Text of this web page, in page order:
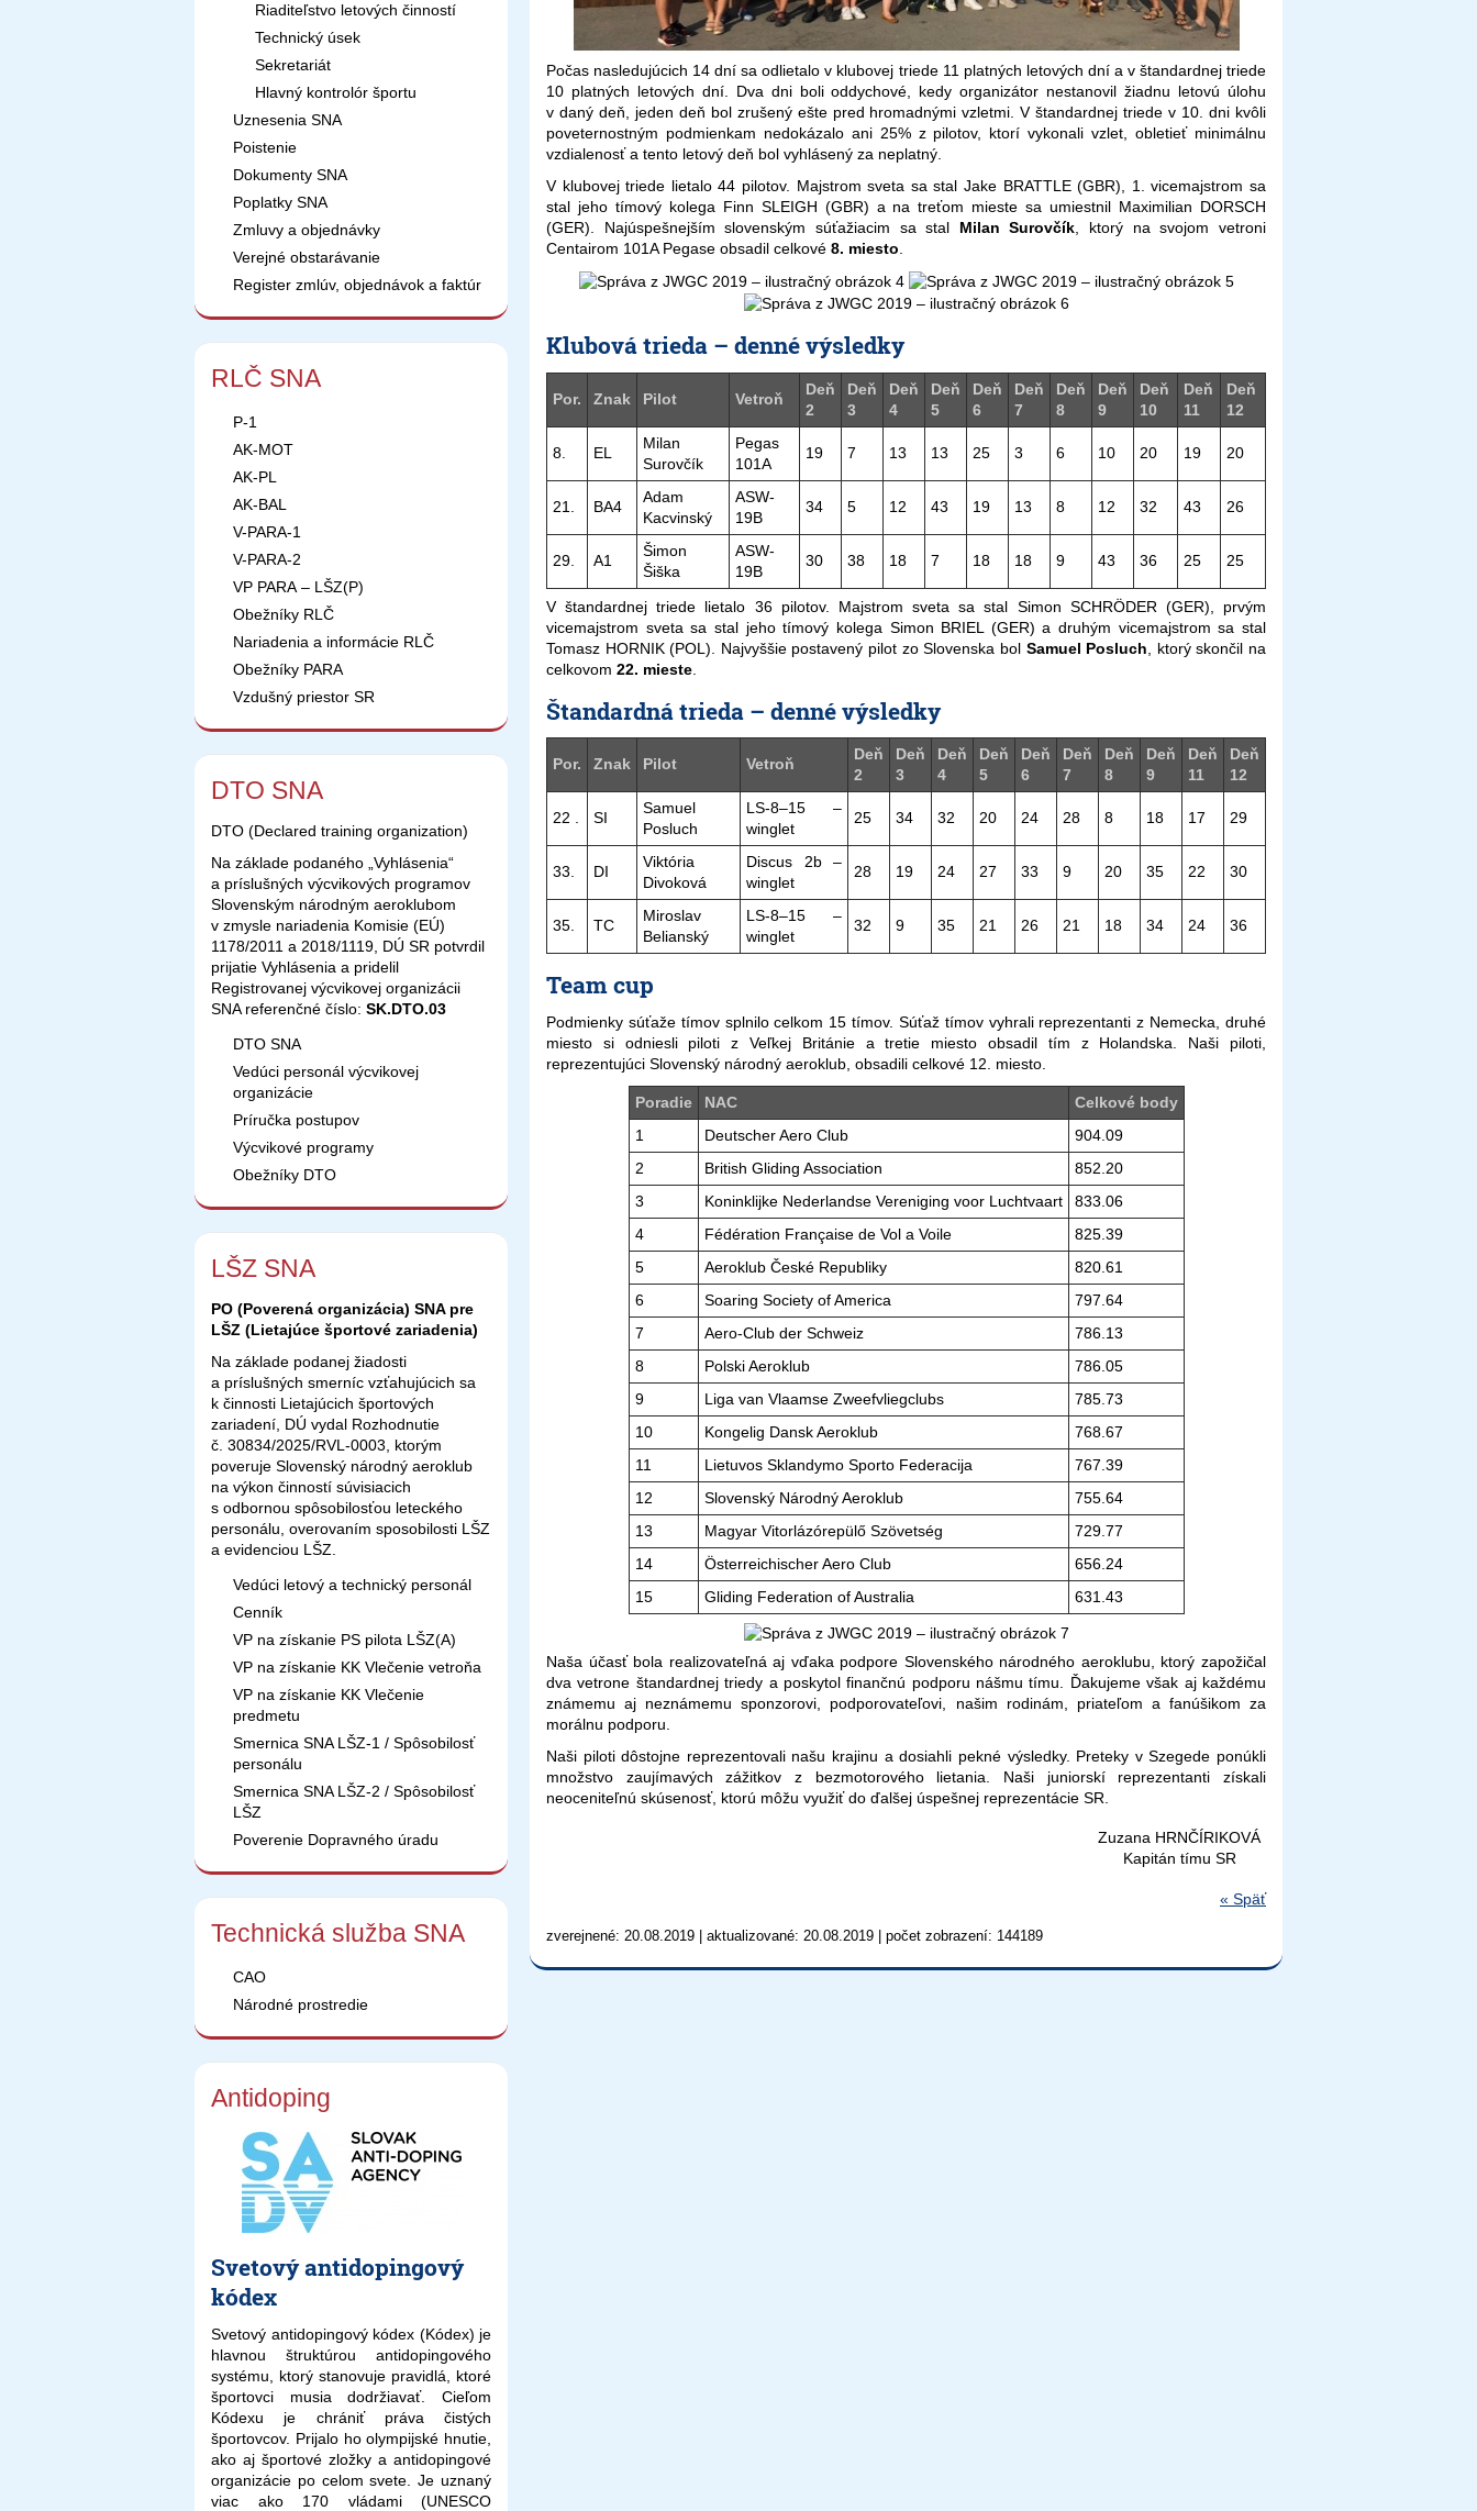
Riaditeľstvo letových činností
Technický úsek
Sekretariát
Hlavný kontrolór športu
Uznesenia SNA
Poistenie
Dokumenty SNA
Poplatky SNA
Zmluvy a objednávky
Verejné obstarávanie
Register zmlúv, objednávok a faktúr
RLČ SNA
P-1
AK-MOT
AK-PL
AK-BAL
V-PARA-1
V-PARA-2
VP PARA – LŠZ(P)
Obežníky RLČ
Nariadenia a informácie RLČ
Obežníky PARA
Vzdušný priestor SR
DTO SNA
DTO (Declared training organization)
Na základe podaného „Vyhlásenia“
a príslušných výcvikových programov
Slovenským národným aeroklubom
v zmysle nariadenia Komisie (EÚ)
1178/2011 a 2018/1119, DÚ SR potvrdil
prijatie Vyhlásenia a pridelil
Registrovanej výcvikovej organizácii
SNA referenčné číslo: SK.DTO.03
DTO SNA
Vedúci personál výcvikovej
organizácie
Príručka postupov
Výcvikové programy
Obežníky DTO
LŠZ SNA
PO (Poverená organizácia) SNA pre
LŠZ (Lietajúce športové zariadenia)
Na základe podanej žiadosti
a príslušných smerníc vzťahujúcich sa
k činnosti Lietajúcich športových
zariadení, DÚ vydal Rozhodnutie
č. 30834/2025/RVL-0003, ktorým
poveruje Slovenský národný aeroklub
na výkon činností súvisiacich
s odbornou spôsobilosťou leteckého
personálu, overovaním sposobilosti LŠZ
a evidenciou LŠZ.
Vedúci letový a technický personál
Cenník
VP na získanie PS pilota LŠZ(A)
VP na získanie KK Vlečenie vetroňa
VP na získanie KK Vlečenie
predmetu
Smernica SNA LŠZ-1 / Spôsobilosť
personálu
Smernica SNA LŠZ-2 / Spôsobilosť
LŠZ
Poverenie Dopravného úradu
Technická služba SNA
CAO
Národné prostredie
Antidoping
Svetový antidopingový
kódex
Svetový antidopingový kódex (Kódex) je
hlavnou štruktúrou antidopingového
systému, ktorý stanovuje pravidlá, ktoré
športovci musia dodržiavať. Cieľom
Kódexu je chrániť práva čistých
športovcov. Prijalo ho olympijské hnutie,
ako aj športové zložky a antidopingové
organizácie po celom svete. Je uznaný
viac ako 170 vládami (UNESCO
Počas nasledujúcich 14 dní sa odlietalo v klubovej triede 11 platných letových dní a v štandardnej triede
10 platných letových dní. Dva dni boli oddychové, kedy organizátor nestanovil žiadnu letovú úlohu
v daný deň, jeden deň bol zrušený ešte pred hromadnými vzletmi. V štandardnej triede v 10. dni kvôli
poveternostným podmienkam nedokázalo ani 25% z pilotov, ktorí vykonali vzlet, obletieť minimálnu
vzdialenosť a tento letový deň bol vyhlásený za neplatný.
V klubovej triede lietalo 44 pilotov. Majstrom sveta sa stal Jake BRATTLE (GBR), 1. vicemajstrom sa
stal jeho tímový kolega Finn SLEIGH (GBR) a na treťom mieste sa umiestnil Maximilian DORSCH
(GER). Najúspešnejším slovenským súťažiacim sa stal Milan Surovčík, ktorý na svojom vetroni
Centairom 101A Pegase obsadil celkové 8. miesto.
Klubová trieda – denné výsledky
Por. Znak Pilot Vetroň
Deň
2
Deň
3
Deň
4
Deň
5
Deň
6
Deň
7
Deň
8
Deň
9
Deň
10
Deň
11
Deň
12
8. EL
Milan
Surovčík
Pegas
101A
19 7 13 13 25 3 6 10 20 19 20
21. BA4
Adam
Kacvinský
ASW-
19B
34 5 12 43 19 13 8 12 32 43 26
29. A1
Šimon
Šiška
ASW-
19B
30 38 18 7 18 18 9 43 36 25 25
V štandardnej triede lietalo 36 pilotov. Majstrom sveta sa stal Simon SCHRÖDER (GER), prvým
vicemajstrom sveta sa stal jeho tímový kolega Simon BRIEL (GER) a druhým vicemajstrom sa stal
Tomasz HORNIK (POL). Najvyššie postavený pilot zo Slovenska bol Samuel Posluch , ktorý skončil na
celkovom 22. mieste
Štandardná trieda – denné výsledky
Por. Znak Pilot Vetroň
Deň
2
Deň
3
Deň
4
Deň
5
Deň
6
Deň
7
Deň
8
Deň
9
Deň
11
Deň
12
22 . SI
Samuel
Posluch
LS-8–15 –
winglet
25 34 32 20 24 28 8 18 17 29
33. DI
Viktória
Divoková
Discus 2b –
winglet
28 19 24 27 33 9 20 35 22 30
35. TC
Miroslav
Belianský
LS-8–15 –
winglet
32 9 35 21 26 21 18 34 24 36
Team cup
Podmienky súťaže tímov splnilo celkom 15 tímov. Súťaž tímov vyhrali reprezentanti z Nemecka, druhé
miesto si odniesli piloti z Veľkej Británie a tretie miesto obsadil tím z Holandska. Naši piloti,
reprezentujúci Slovenský národný aeroklub, obsadili celkové 12. miesto.
Poradie NAC
Celkové body
1
Deutscher Aero Club
904.09
2
British Gliding Association
852.20
3
Koninklijke Nederlandse Vereniging voor Luchtvaart
833.06
4
Fédération Française de Vol a Voile
825.39
5
Aeroklub České Republiky
820.61
6
Soaring Society of America
797.64
7
Aero-Club der Schweiz
786.13
8
Polski Aeroklub
786.05
9
Liga van Vlaamse Zweefvliegclubs
785.73
10
Kongelig Dansk Aeroklub
768.67
11
Lietuvos Sklandymo Sporto Federacija
767.39
12
Slovenský Národný Aeroklub
755.64
13
Magyar Vitorlázórepülő Szövetség
729.77
14
Österreichischer Aero Club
656.24
15
Gliding Federation of Australia 631.43
Naša účasť bola realizovateľná aj vďaka podpore Slovenského národného aeroklubu, ktorý zapožičal
dva vetrone štandardnej triedy a poskytol finančnú podporu nášmu tímu. Ďakujeme však aj každému
známemu aj neznámemu sponzorovi, podporovateľovi, našim rodinám, priateľom a fanúšikom za
morálnu podporu.
Naši piloti dôstojne reprezentovali našu krajinu a dosiahli pekné výsledky. Preteky v Szegede ponúkli
množstvo zaujímavých zážitkov z bezmotorového lietania. Naši juniorskí reprezentanti získali
neoceniteľnú skúsenosť, ktorú môžu využiť do ďalšej úspešnej reprezentácie SR.
Zuzana HRNČÍRIKOVÁ
Kapitán tímu SR
« Späť
zverejnené: 20.08.2019 | aktualizované: 20.08.2019 | počet zobrazení: 144189